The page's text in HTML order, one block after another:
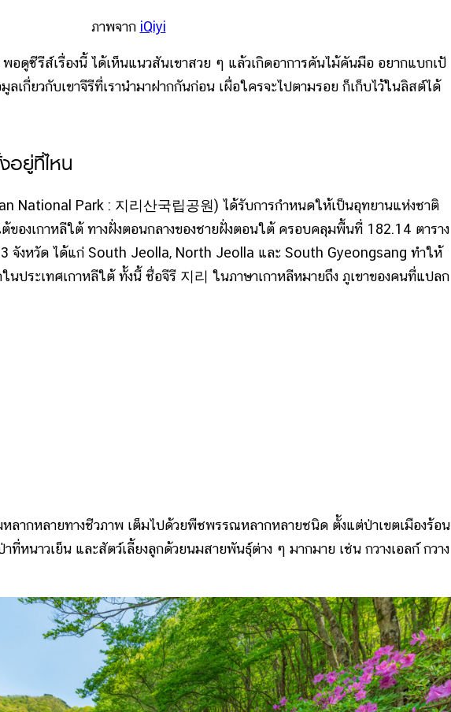
ภาพจาก iQiyi
รีส์เรื่องนี้ ได้เห็นแนวสันเขาสวย ๆ แล้วเกิดอาการคันไม้คันมือ อยากแบกเป้
ลเกี่ยวกับเขาจีรีที่เรานำมาฝากกันก่อน เผื่อใครจะไปตามรอย ก็เก็บไว้ในลิสต์ได้
อยู่ที่ไหน
Park : 지리산국립공원) ได้รับการกำหนดให้เป็นอุทยานแห่งชาติ
องเกาหลีใต้ ทางฝั่งตอนกลางของชายฝั่งตอนใต้ ครอบคลุมพื้นที่ 182.14 ตาราง
จังหวัด ได้แก่ South Jeolla, North Jeolla และ South Gyeongsang ทำให้
ประเทศเกาหลีใต้ ทั้งนี้ ชื่อจีรี 지리 ในภาษาเกาหลีหมายถึง ภูเขาของคนที่แปลก
หลายทางชีวภาพ เต็มไปด้วยพืชพรรณหลากหลายชนิด ตั้งแต่ป่าเขตเมืองร้อน
หนาวเย็น และสัตว์เลี้ยงลูกด้วยนมสายพันธุ์ต่าง ๆ มากมาย เช่น กวางเอลก์ กวาง